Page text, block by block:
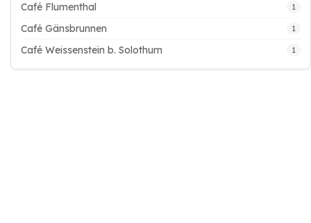
Café Flumenthal 1
Café Gänsbrunnen 1
Café Weissenstein b. Solothurn 1